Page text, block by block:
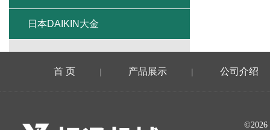
日本DAIKIN大金
首 页 | 产品展示 | 公司介绍